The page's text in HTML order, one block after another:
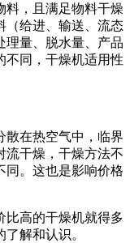
料，且满足物料干燥
（给进、输送、流态
理量、脱水量、产品
不同，干燥机适用性
散在热空气中，临界
流干燥，干燥方法不
同。这也是影响价格
比高的干燥机就得多
解和认识。